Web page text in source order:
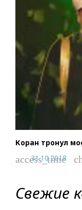
Коран тронул
access_time
31.10.2018
Свежие